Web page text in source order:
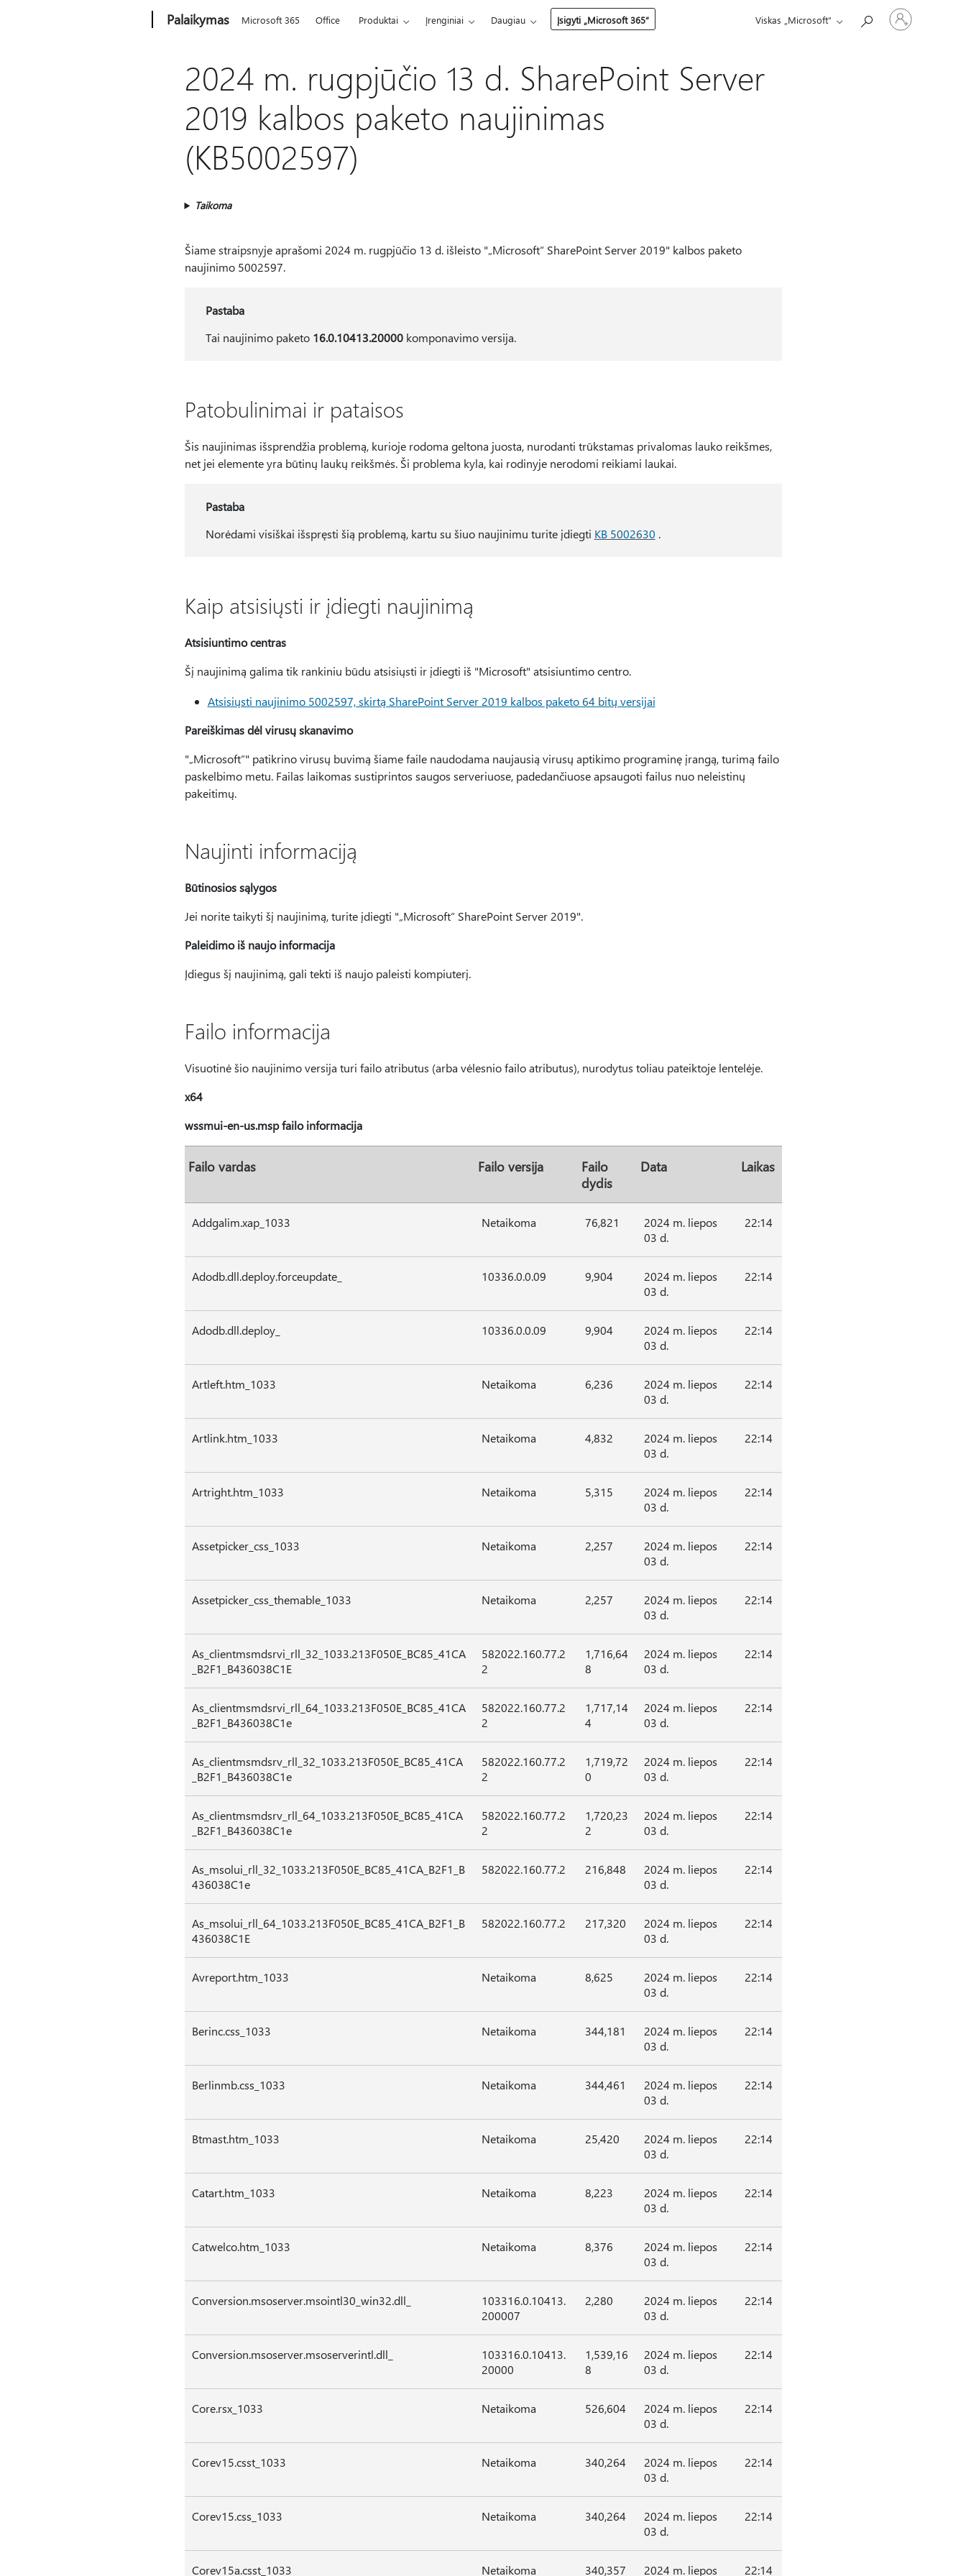
Palaikymas Microsoft 365 Office Produktai Įrenginiai Daugiau Įsigyti „Microsoft 365“ Viskas „Microsoft“
Prisijunkite
prie
paskyros
2024 m. rugpjūčio 13 d. SharePoint Server
2019 kalbos paketo naujinimas
(KB5002597)
Taikoma
Šiame straipsnyje aprašomi 2024 m. rugpjūčio 13 d. išleisto "„Microsoft“ SharePoint Server 2019" kalbos paketo
naujinimo 5002597.
Pastaba
Tai naujinimo paketo 16.0.10413.20000komponavimo versija.
Patobulinimai ir pataisos
Šis naujinimas išsprendžia problemą, kurioje rodoma geltona juosta, nurodanti trūkstamas privalomas lauko reikšmes,
net jei elemente yra būtinų laukų reikšmės. Ši problema kyla, kai rodinyje nerodomi reikiami laukai.
Pastaba
Norėdami visiškai išspręsti šią problemą, kartu su šiuo naujinimu turite įdiegti KB 5002630 .
Kaip atsisiųsti ir įdiegti naujinimą
Atsisiuntimo centras
Šį naujinimą galima tik rankiniu būdu atsisiųsti ir įdiegti iš "Microsoft" atsisiuntimo centro.
Atsisiųsti naujinimo 5002597, skirtą SharePoint Server 2019 kalbos paketo 64 bitų versijai
Pareiškimas dėl virusų skanavimo
"„Microsoft“" patikrino virusų buvimą šiame faile naudodama naujausią virusų aptikimo programinę įrangą, turimą failo
paskelbimo metu. Failas laikomas sustiprintos saugos serveriuose, padedančiuose apsaugoti failus nuo neleistinų
pakeitimų.
Naujinti informaciją
Būtinosios sąlygos
Jei norite taikyti šį naujinimą, turite įdiegti "„Microsoft“ SharePoint Server 2019".
Paleidimo iš naujo informacija
Įdiegus šį naujinimą, gali tekti iš naujo paleisti kompiuterį.
Failo informacija
Visuotinė šio naujinimo versija turi failo atributus (arba vėlesnio failo atributus), nurodytus toliau pateiktoje lentelėje.
x64
wssmui-en-us.msp failo informacija
Failo vardas Failo versija
Failo
dydis
Data Laikas
Addgalim.xap_1033 Netaikoma 76,821
2024 m. liepos
03 d.
22:14
Adodb.dll.deploy.forceupdate_ 10336.0.0.09 9,904
2024 m. liepos
03 d.
22:14
Adodb.dll.deploy_ 10336.0.0.09 9,904
2024 m. liepos
03 d.
22:14
Artleft.htm_1033 Netaikoma 6,236
2024 m. liepos
03 d.
22:14
Artlink.htm_1033 Netaikoma 4,832
2024 m. liepos
03 d.
22:14
Artright.htm_1033 Netaikoma 5,315
2024 m. liepos
03 d.
22:14
Assetpicker_css_1033 Netaikoma 2,257
2024 m. liepos
03 d.
22:14
Assetpicker_css_themable_1033 Netaikoma 2,257
2024 m. liepos
03 d.
22:14
As_clientmsmdsrvi_rll_32_1033.213F050E_BC85_41CA
_B2F1_B436038C1E
582022.160.77.2
2
1,716,64
8
2024 m. liepos
03 d.
22:14
As_clientmsmdsrvi_rll_64_1033.213F050E_BC85_41CA
_B2F1_B436038C1e
582022.160.77.2
2
1,717,14
4
2024 m. liepos
03 d.
22:14
As_clientmsmdsrv_rll_32_1033.213F050E_BC85_41CA
_B2F1_B436038C1e
582022.160.77.2
2
1,719,72
0
2024 m. liepos
03 d.
22:14
As_clientmsmdsrv_rll_64_1033.213F050E_BC85_41CA
_B2F1_B436038C1e
582022.160.77.2
2
1,720,23
2
2024 m. liepos
03 d.
22:14
As_msolui_rll_32_1033.213F050E_BC85_41CA_B2F1_B
436038C1e
582022.160.77.2 216,848
2024 m. liepos
03 d.
22:14
As_msolui_rll_64_1033.213F050E_BC85_41CA_B2F1_B
436038C1E
582022.160.77.2 217,320
2024 m. liepos
03 d.
22:14
Avreport.htm_1033 Netaikoma 8,625
2024 m. liepos
03 d.
22:14
Berinc.css_1033 Netaikoma 344,181
2024 m. liepos
03 d.
22:14
Berlinmb.css_1033 Netaikoma 344,461
2024 m. liepos
03 d.
22:14
Btmast.htm_1033 Netaikoma 25,420
2024 m. liepos
03 d.
22:14
Catart.htm_1033 Netaikoma 8,223
2024 m. liepos
03 d.
22:14
Catwelco.htm_1033 Netaikoma 8,376
2024 m. liepos
03 d.
22:14
Conversion.msoserver.msointl30_win32.dll_
103316.0.10413.
200007
2,280
2024 m. liepos
03 d.
22:14
Conversion.msoserver.msoserverintl.dll_
103316.0.10413.
20000
1,539,16
8
2024 m. liepos
03 d.
22:14
Core.rsx_1033 Netaikoma 526,604
2024 m. liepos
03 d.
22:14
Corev15.csst_1033 Netaikoma 340,264
2024 m. liepos
03 d.
22:14
Corev15.css_1033 Netaikoma 340,264
2024 m. liepos
03 d.
22:14
Corev15a.csst_1033 Netaikoma 340,357 2024 m. liepos 22:14